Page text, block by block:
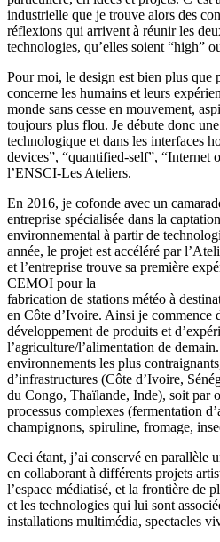
industrielle que je trouve alors des
réflexions qui arrivent à réunir les
technologies, qu’elles soient “high”
Pour moi, le design est bien plus que
concerne les humains et leurs
monde sans cesse en mouvement,
toujours plus flou. Je débute donc
technologique et dans les interfaces
devices”, “quantified-self”, “Internet
l’ENSCI-Les Ateliers.
En 2016, je cofonde avec un
entreprise spécialisée dans la
environnemental à partir de
année, le projet est accéléré par
et l’entreprise trouve sa première
CEMOI pour la
fabrication de stations météo à
en Côte d’Ivoire. Ainsi je commence
développement de produits et
l’agriculture/l’alimentation de
environnements les plus
d’infrastructures (Côte d’Ivoire,
du Congo, Thaïlande, Inde), soit par
processus complexes (fermentation
champignons, spiruline, fromage,
Ceci étant, j’ai conservé en parallèle
en collaborant à différents projets
l’espace médiatisé, et la frontière de
et les technologies qui lui sont
installations multimédia, spectacles